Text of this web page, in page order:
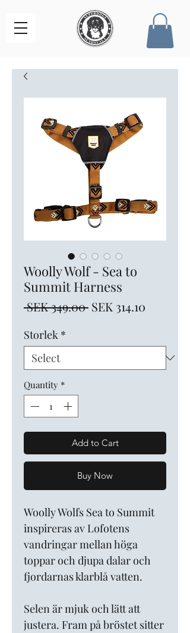
Woolly Wolf - Sea to
Summit Harness
SEK 349.00 Regular
SEK 314.10
Storlek *
Quantity *
Add to Cart
Buy Now
Woolly Wolfs Sea to Summit
inspireras av Lofotens
vandringar mellan höga
toppar och djupa dalar och
fjordarnas klarblå vatten.
Selen är mjuk och lätt att
justera. Fram på bröstet sitter